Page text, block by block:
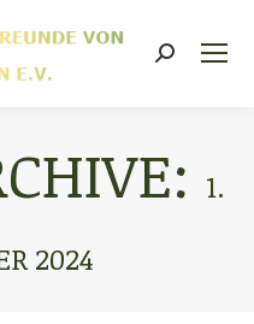
Search:
1.
2024